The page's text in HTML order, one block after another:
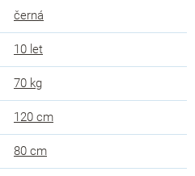
černá
10 let
70 kg
120 cm
80 cm